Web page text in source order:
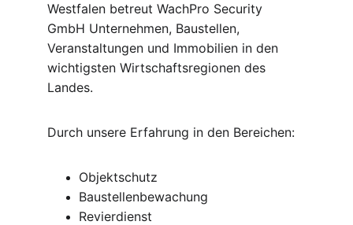
Westfalen betreut WachPro Security
GmbH Unternehmen, Baustellen,
Veranstaltungen und Immobilien in den
wichtigsten Wirtschaftsregionen des
Landes.
Durch unsere Erfahrung in den Bereichen:
Objektschutz
Baustellenbewachung
Revierdienst